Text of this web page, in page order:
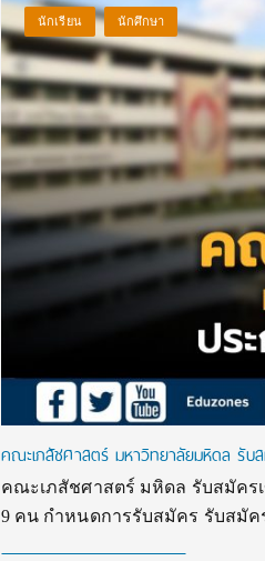
นักเรียน นักศึกษา
คณะเภสัชศาสตร์ มหาวิทยาลัยมหิดล รับ
คณะเภสัชศาสตร์ มหิดล รับสมัคร
9 คน กำหนดการรับสมัคร รับสมัคร